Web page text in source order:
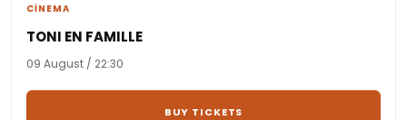
CİNEMA
TONI EN FAMILLE
09 August / 22:30
BUY TICKETS